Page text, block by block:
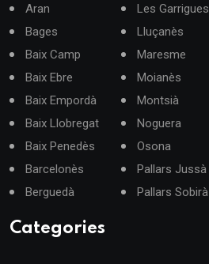
Aran
Bages
Baix Camp
Baix Ebre
Baix Empordà
Baix Llobregat
Baix Penedès
Barcelonès
Berguedà
Les Garrigues
Lluçanès
Maresme
Moianès
Montsià
Noguera
Osona
Pallars Jussà
Pallars Sobirà
Categories